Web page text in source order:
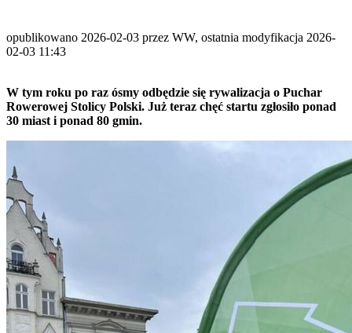
opublikowano 2026-02-03 przez WW, ostatnia modyfikacja 2026-
02-03 11:43
W tym roku po raz ósmy odbędzie się rywalizacja o Puchar
Rowerowej Stolicy Polski. Już teraz chęć startu zgłosiło ponad
30 miast i ponad 80 gmin.